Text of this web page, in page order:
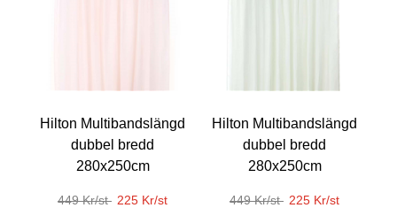
Hilton Multibandslängd
dubbel bredd
280x250cm
449 Kr/st 225 Kr/st
Hilton Multibandslängd
dubbel bredd
280x250cm
449 Kr/st 225 Kr/st